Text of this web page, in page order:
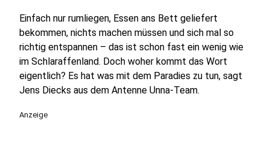
Einfach nur rumliegen, Essen ans Bett geliefert
bekommen, nichts machen müssen und sich mal so
richtig entspannen – das ist schon fast ein wenig wie
im Schlaraffenland. Doch woher kommt das Wort
eigentlich? Es hat was mit dem Paradies zu tun, sagt
Jens Diecks aus dem Antenne Unna-Team.
Anzeige